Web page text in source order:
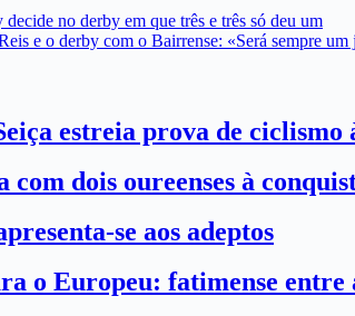
decide no derby em que três e três só deu um
e o derby com o Bairrense: «Será sempre
estreia prova de
dois oureenses à
se aos adeptos
o Europeu: fatimense entre